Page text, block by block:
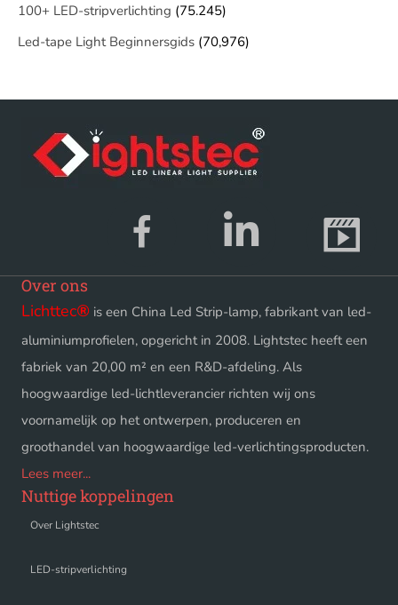
100+ LED-stripverlichting (75.245)
Led-tape Light Beginnersgids (70,976)
Over ons
Lichttec® is een China Led Strip-lamp, fabrikant van led-
aluminiumprofielen, opgericht in 2008. Lightstec heeft een
fabriek van 20,00 m² en een R&D-afdeling. Als
hoogwaardige led-lichtleverancier richten wij ons
voornamelijk op het ontwerpen, produceren en
groothandel van hoogwaardige led-verlichtingsproducten.
Lees meer...
Nuttige koppelingen
Over Lightstec
LED-stripverlichting